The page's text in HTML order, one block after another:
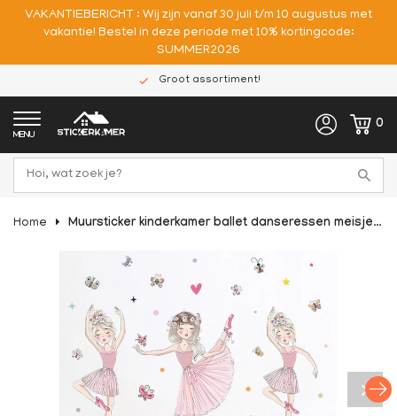
VAKANTIEBERICHT : Wij zijn vanaf 30 juli t/m 10 augustus met
vakantie! Bestel in deze periode met 10% kortingcode:
SUMMER2026
Groot assortiment!
MENU
0
Home Muursticker kinderkamer ballet danseressen meisjes kamer